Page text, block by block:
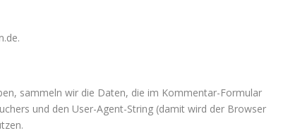
sammeln wir die Daten, die im Kommentar-Formular
und den User-Agent-String (damit wird der Browser